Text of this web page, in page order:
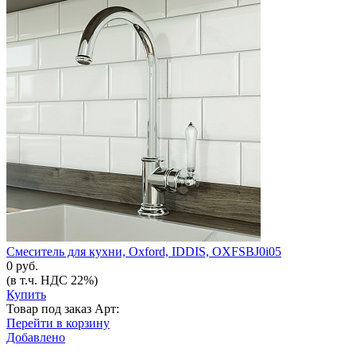
Смеситель для кухни, Oxford, IDDIS, OXFSBJ0i05
0 руб.
(в т.ч. НДС 22%)
Купить
Товар под заказ Арт:
Перейти в корзину
Добавлено